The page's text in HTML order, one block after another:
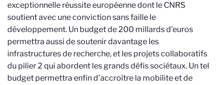
exceptionnelle réussite européenne dont le CNRS
soutient avec une conviction sans faille le
développement. Un budget de 200 millards d’euros
permettra aussi de soutenir davantage les
infrastructures de recherche, et les projets collaboratifs
du pilier 2 qui abordent les grands défis sociétaux. Un tel
budget permettra enfin d’accroître la mobilite et de